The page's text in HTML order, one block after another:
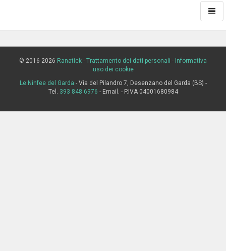
© 2016-2026 Ranatick - Trattamento dei dati personali - Informativa
uso dei cookie
Le Ninfee del Garda - Via del Pilandro 7, Desenzano del Garda (BS) -
Tel. 393 848 6976 - Email. - P.IVA 04001680984